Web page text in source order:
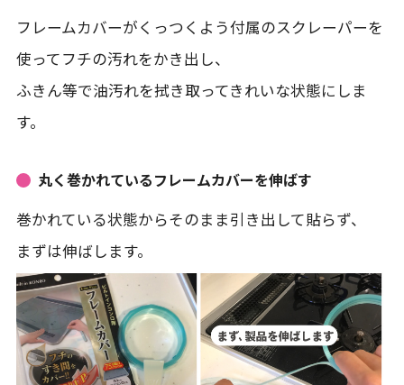
フレームカバーがくっつくよう付属のスクレーパーを
使ってフチの汚れをかき出し、
ふきん等で油汚れを拭き取ってきれいな状態にしま
す。
丸く巻かれているフレームカバーを伸ばす
巻かれている状態からそのまま引き出して貼らず、
まずは伸ばします。